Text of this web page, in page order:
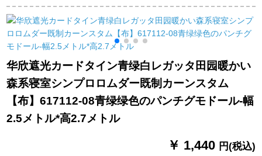
ン15 cm大刺レスのア
クセセセセセセセセ
リング（15 cm大レエ
ス）
ンテーダーダーシリ
ーズシリーズシリー
ズシリーズシリーズ
シリーズシリーズシ
リーズシリーズシリ
ーズシリーズシリー
ズシリーズシリーズ
シリーズシリーズシ
ーズシリーズシリー
寝室扫き出し窓既制
カーターテーン网红
天蓝连接加工/ミオ·ダ
サビース
华欣遮光カードタイン青绿白レガッタ田园暖かい
森系寝室シンプロロムダー既制カーンスタム
【布】617112-08青绿绿色のパンチグモドール-幅
2.5メトル*高2.7メトル
￥ 1,440 円(税込)